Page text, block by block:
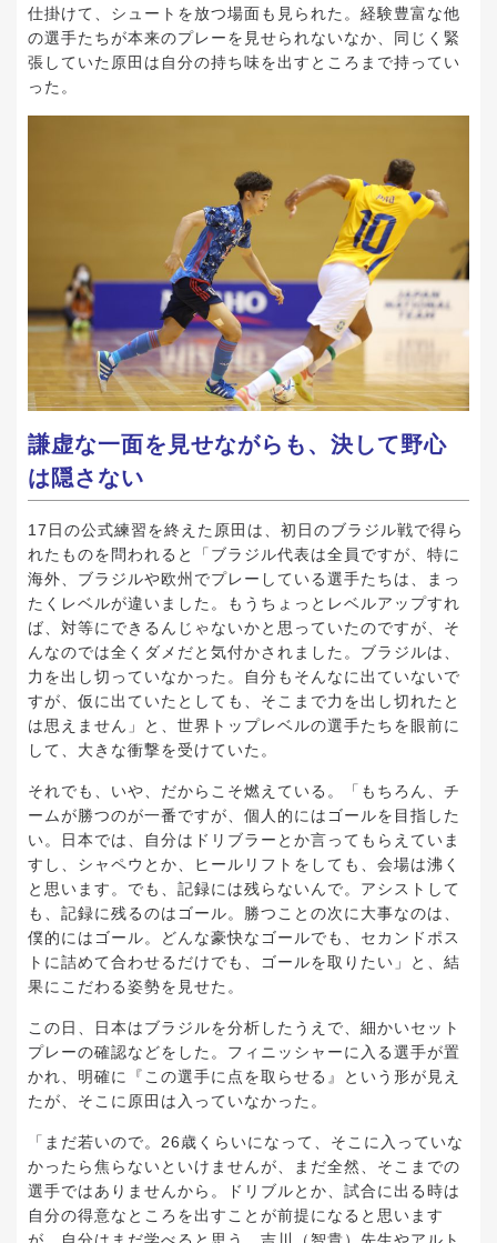
仕掛けて、シュートを放つ場面も見られた。経験豊富な他
の選手たちが本来のプレーを見せられないなか、同じく緊
張していた原田は自分の持ち味を出すところまで持ってい
った。
謙虚な一面を見せながらも、決して野心
は隠さない
17日の公式練習を終えた原田は、初日のブラジル戦で得ら
れたものを問われると「ブラジル代表は全員ですが、特に
海外、ブラジルや欧州でプレーしている選手たちは、まっ
たくレベルが違いました。もうちょっとレベルアップすれ
ば、対等にできるんじゃないかと思っていたのですが、そ
んなのでは全くダメだと気付かされました。ブラジルは、
力を出し切っていなかった。自分もそんなに出ていないで
すが、仮に出ていたとしても、そこまで力を出し切れたと
は思えません」と、世界トップレベルの選手たちを眼前に
して、大きな衝撃を受けていた。
それでも、いや、だからこそ燃えている。「もちろん、チ
ームが勝つのが一番ですが、個人的にはゴールを目指した
い。日本では、自分はドリブラーとか言ってもらえていま
すし、シャペウとか、ヒールリフトをしても、会場は沸く
と思います。でも、記録には残らないんで。アシストして
も、記録に残るのはゴール。勝つことの次に大事なのは、
僕的にはゴール。どんな豪快なゴールでも、セカンドポス
トに詰めて合わせるだけでも、ゴールを取りたい」と、結
果にこだわる姿勢を見せた。
この日、日本はブラジルを分析したうえで、細かいセット
プレーの確認などをした。フィニッシャーに入る選手が置
かれ、明確に『この選手に点を取らせる』という形が見え
たが、そこに原田は入っていなかった。
「まだ若いので。26歳くらいになって、そこに入っていな
かったら焦らないといけませんが、まだ全然、そこまでの
選手ではありませんから。ドリブルとか、試合に出る時は
自分の得意なところを出すことが前提になると思います
が、自分はまだ学べると思う。吉川（智貴）先生やアルト